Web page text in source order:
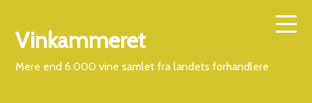
Vinkammeret
Mere end 6.000 vine samlet fra landets forhandlere